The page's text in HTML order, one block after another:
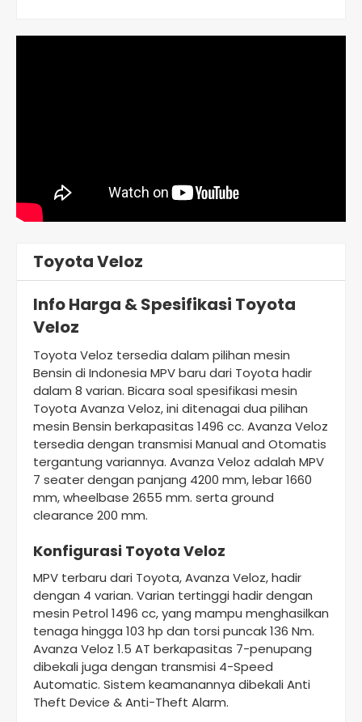
Toyota Veloz
Info Harga & Spesifikasi Toyota
Veloz
Toyota Veloz tersedia dalam pilihan mesin
Bensin di Indonesia MPV baru dari Toyota hadir
dalam 8 varian. Bicara soal spesifikasi mesin
Toyota Avanza Veloz, ini ditenagai dua pilihan
mesin Bensin berkapasitas 1496 cc. Avanza Veloz
tersedia dengan transmisi Manual and Otomatis
tergantung variannya. Avanza Veloz adalah MPV
7 seater dengan panjang 4200 mm, lebar 1660
mm, wheelbase 2655 mm. serta ground
clearance 200 mm.
Konfigurasi Toyota Veloz
MPV terbaru dari Toyota, Avanza Veloz, hadir
dengan 4 varian. Varian tertinggi hadir dengan
mesin Petrol 1496 cc, yang mampu menghasilkan
tenaga hingga 103 hp dan torsi puncak 136 Nm.
Avanza Veloz 1.5 AT berkapasitas 7-penupang
dibekali juga dengan transmisi 4-Speed
Automatic. Sistem keamanannya dibekali Anti
Theft Device & Anti-Theft Alarm.